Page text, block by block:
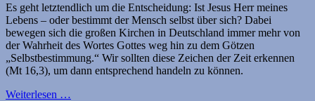
Es geht letztendlich um die Entscheidung: Ist Jesus Herr meines
Lebens – oder bestimmt der Mensch selbst über sich? Dabei
bewegen sich die großen Kirchen in Deutschland immer mehr von
der Wahrheit des Wortes Gottes weg hin zu dem Götzen
„Selbstbestimmung.“ Wir sollten diese Zeichen der Zeit erkennen
(Mt 16,3), um dann entsprechend handeln zu können.
Weiterlesen …